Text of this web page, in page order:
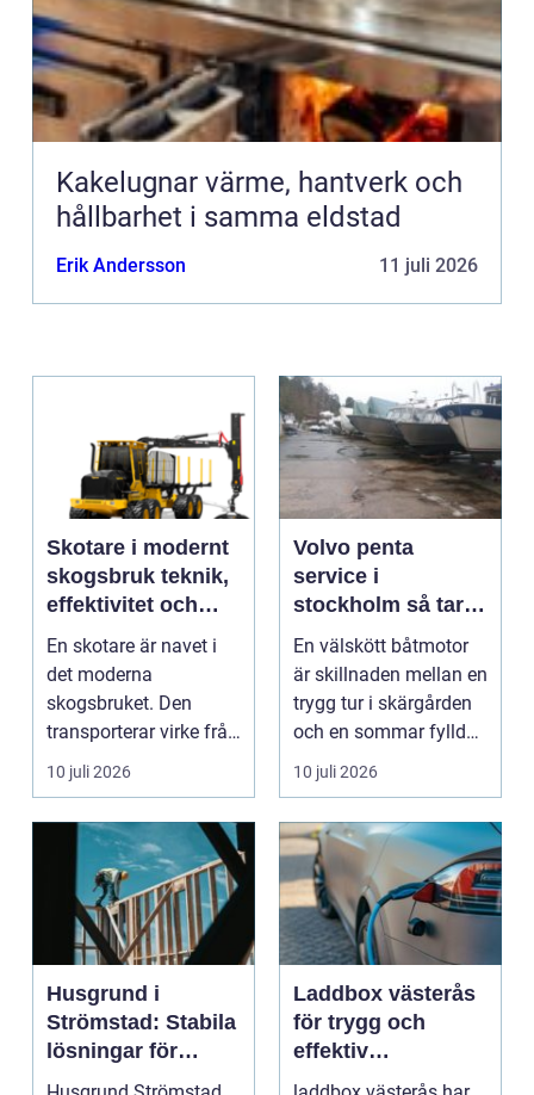
Kakelugnar värme, hantverk och
hållbarhet i samma eldstad
Erik Andersson 11 juli 2026
Skotare i modernt
skogsbruk teknik,
effektivitet och
hållbarhet
En skotare är navet i
det moderna
skogsbruket. Den
transporterar virke från
avverkningsplatsen till
10 juli 2026
Volvo penta
service i
stockholm så tar
du hand om din
båtmotor på rätt
sätt
En välskött båtmotor
är skillnaden mellan en
trygg tur i skärgården
och en sommar fylld
av ofrivilli...
10 juli 2026
Husgrund i
Strömstad: Stabila
lösningar för
boende vid kusten
Laddbox västerås
för trygg och
effektiv
hemmaladdning